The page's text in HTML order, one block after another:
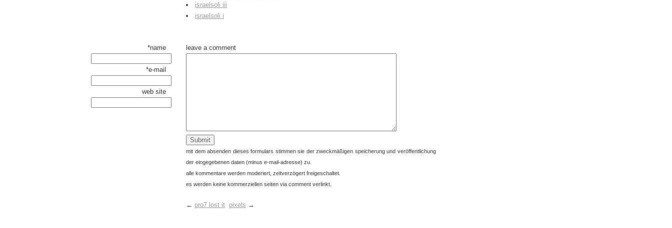
israelsoli iii
israelsoli i
*name
*e-mail
web site
leave a comment
mit dem absenden dieses formulars stimmen sie der zweckmäßigen speicherung und veröffentlichung
der eingegebenen daten (minus e-mail-adresse) zu.
alle kommentare werden moderiert, zeitverzögert freigeschaltet.
es werden keine kommerziellen seiten via comment verlinkt.
← pro7 lost it pixels →